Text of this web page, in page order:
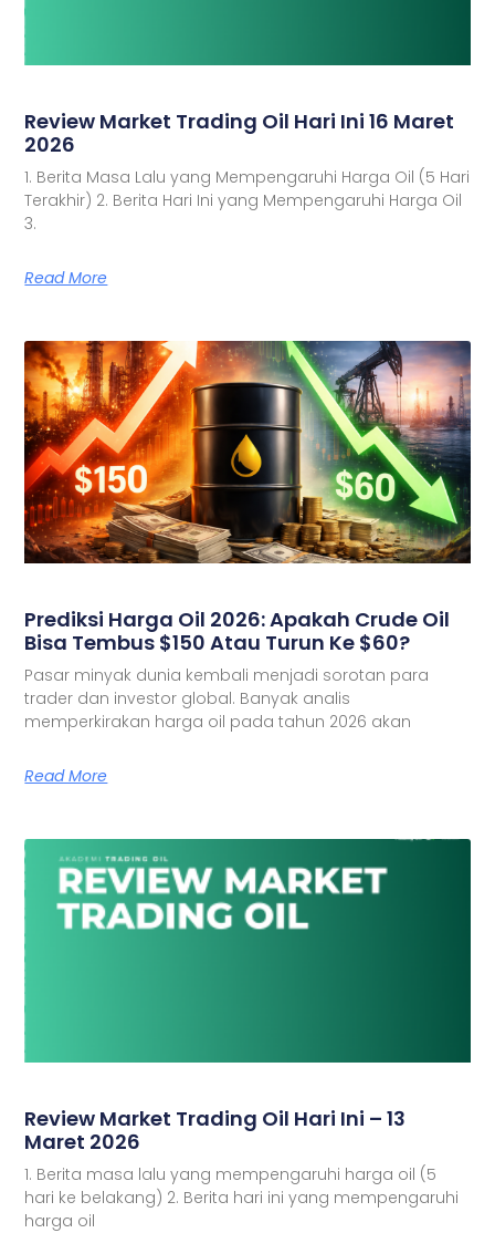
Review Market Trading Oil Hari Ini 16 Maret
2026
1. Berita Masa Lalu yang Mempengaruhi Harga Oil (5 Hari
Terakhir) 2. Berita Hari Ini yang Mempengaruhi Harga Oil
3.
Read More
Prediksi Harga Oil 2026: Apakah Crude Oil
Bisa Tembus $150 Atau Turun Ke $60?
Pasar minyak dunia kembali menjadi sorotan para
trader dan investor global. Banyak analis
memperkirakan harga oil pada tahun 2026 akan
Read More
Review Market Trading Oil Hari Ini – 13
Maret 2026
1. Berita masa lalu yang mempengaruhi harga oil (5
hari ke belakang) 2. Berita hari ini yang mempengaruhi
harga oil